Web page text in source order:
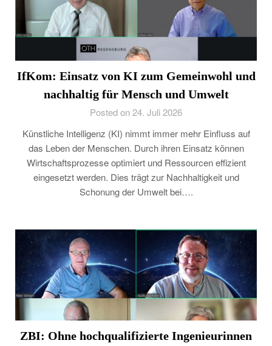
IfKom: Einsatz von KI zum Gemeinwohl und
nachhaltig für Mensch und Umwelt
Posted on 24. Juli 2026
Künstliche Intelligenz (KI) nimmt immer mehr Einfluss auf
das Leben der Menschen. Durch ihren Einsatz können
Wirtschaftsprozesse optimiert und Ressourcen effizient
eingesetzt werden. Dies trägt zur Nachhaltigkeit und
Schonung der Umwelt bei….
ZBI: Ohne hochqualifizierte Ingenieurinnen